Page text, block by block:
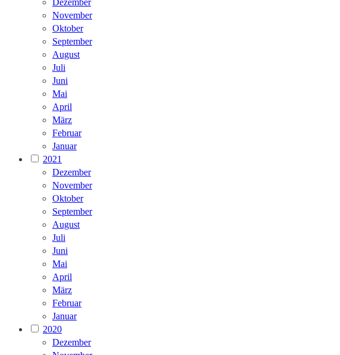
November
Oktober
September
August
Juli
Juni
Mai
April
März
Februar
Januar
2021
Dezember
November
Oktober
September
August
Juli
Juni
Mai
April
März
Februar
Januar
2020
Dezember